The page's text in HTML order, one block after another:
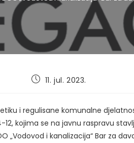
Post11. jul. 2023.
i regulisane komunalne
kojima se na javnu raspravu
„Vodovod i kanalizacija“ Bar za